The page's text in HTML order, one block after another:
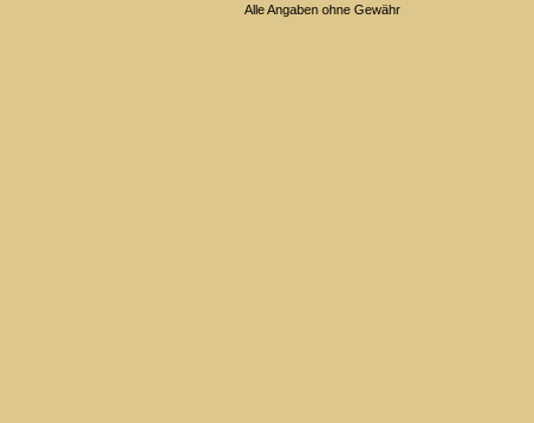
Alle Angaben ohne Gewähr